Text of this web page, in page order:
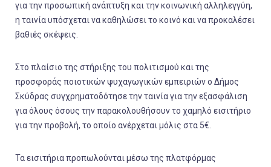
για την προσωπική ανάπτυξη και την κοινωνική αλληλεγγύη,
η ταινία υπόσχεται να καθηλώσει το κοινό και να προκαλέσει
βαθιές σκέψεις.
Στο πλαίσιο της στήριξης του πολιτισμού και της
προσφοράς ποιοτικών ψυχαγωγικών εμπειριών ο Δήμος
Σκύδρας συγχρηματοδότησε την ταινία για την εξασφάλιση
για όλους όσους την παρακολουθήσουν το χαμηλό εισιτήριο
για την προβολή, το οποίο ανέρχεται μόλις στα 5€.
Τα εισιτήρια προπωλούνται μέσω της πλατφόρμας